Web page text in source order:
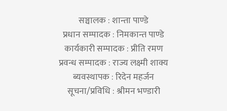
सञ्चालक : शान्ता पाण्डे
प्रधान सम्पादक : निमकान्त पाण्डे
कार्यकारी सम्पादक : प्रीति रमण
प्रवन्ध सम्पादक : राज्य लक्ष्मी शाक्य
ब्यवस्थापक : रिदेन महर्जन
सूचना/प्रविधि : श्रीमन भण्डारी